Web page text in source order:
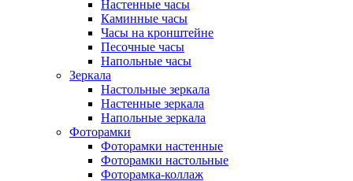
Настенные часы
Каминные часы
Часы на кронштейне
Песочные часы
Напольные часы
Зеркала
Настольные зеркала
Настенные зеркала
Напольные зеркала
Фоторамки
Фоторамки настенные
Фоторамки настольные
Фоторамка-коллаж